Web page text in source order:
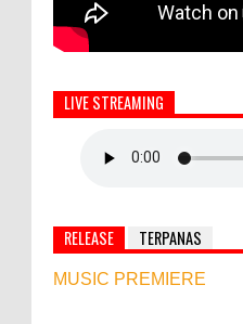
LIVE STREAMING
RELEASE TERPANAS
MUSIC PREMIERE